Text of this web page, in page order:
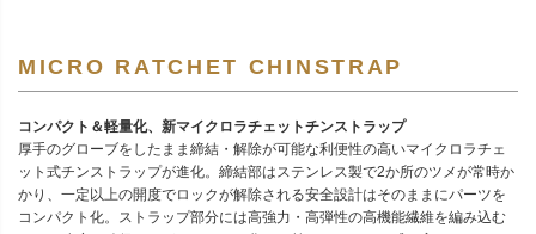
MICRO RATCHET CHINSTRAP
コンパクト＆軽量化、新マイクロラチェットチンストラップ
厚手のグローブをしたまま締結・解除が可能な利便性の高いマイクロラチェ
ット式チンストラップが進化。締結部はステンレス製で2か所のツメが常時か
かり、一定以上の開度でロックが解除される安全設計はそのままにパーツを
コンパクト化。ストラップ部分には高強力・高弾性の高機能繊維を編み込む